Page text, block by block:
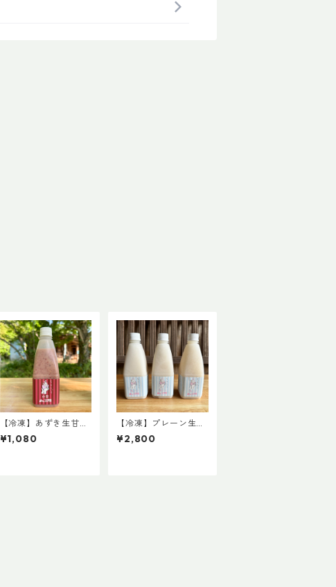
【冷凍】あずき生甘
酒 1本
¥1,080
【冷凍】プレーン生甘
酒3本set
¥2,800